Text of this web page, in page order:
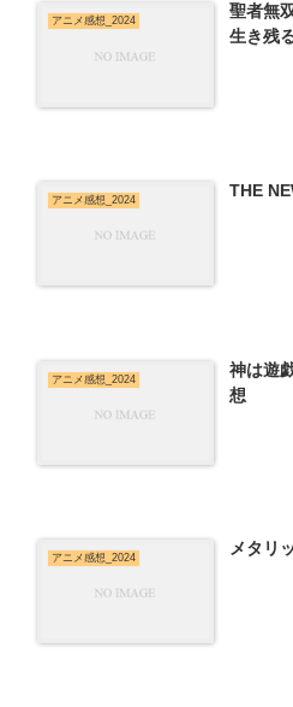
アニメ感想_2024
聖者無
生き残
アニメ感想_2024 THE
アニメ感想_2024
神は遊
想
アニメ感想_2024 メタリ